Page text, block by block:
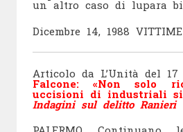
un altro caso di lupara
Dicembre 14, 1988
Articolo da L’Unità del 17
Falcone: «Non solo
uccisioni di industriali
Indagini sul delitto Ranieri